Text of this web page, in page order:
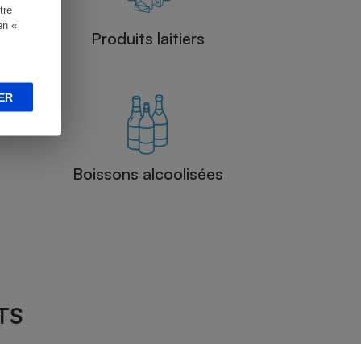
«
Produits laitiers
Boissons alcoolisées